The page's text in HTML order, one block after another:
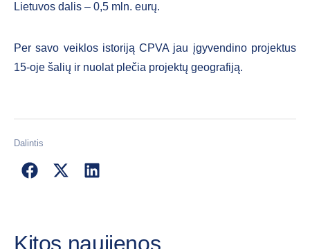
Lietuvos dalis – 0,5 mln. eurų.
Per savo veiklos istoriją CPVA jau įgyvendino projektus
15-oje šalių ir nuolat plečia projektų geografiją.
Dalintis
Kitos naujienos